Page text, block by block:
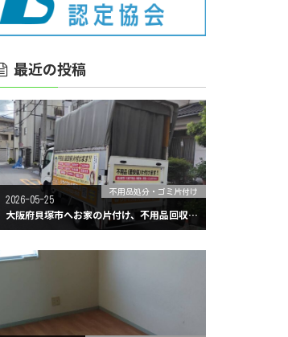
最近の投稿
2026-05-25
不用品処分・ゴミ片付け
大阪府貝塚市へお家の片付け、不用品回収に行ってきました。